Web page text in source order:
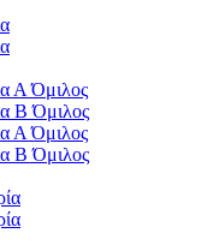
Α Όμιλος
Β Όμιλος
Α Όμιλος
Β Όμιλος